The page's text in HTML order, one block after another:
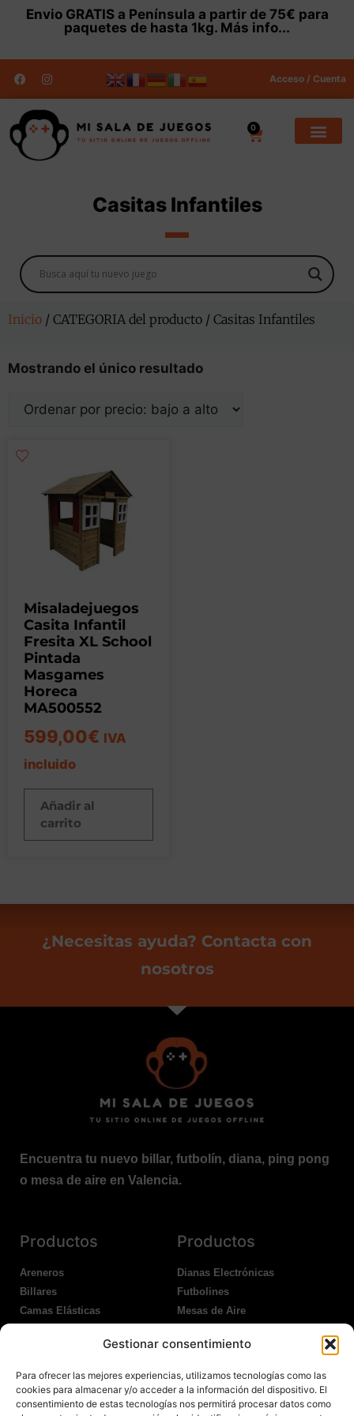
Gestionar consentimiento
Para ofrecer las mejores experiencias, utilizamos tecnologías como las
cookies para almacenar y/o acceder a la información del dispositivo. El
consentimiento de estas tecnologías nos permitirá procesar datos como
Envio GRATISa Península a partir de 75€ para
paquetes de hasta 1kg. Más info...
Acceso / Cuenta
0
Casitas Infantiles
Inicio / CATEGORIA del producto / Casitas Infantiles
Mostrando el único resultado
Misaladejuegos
Casita Infantil
Fresita XL School
Pintada
Masgames
Horeca
MA500552
599,00€ IVA
incluido
Añadir al
carrito
¿Necesitas ayuda? Contacta con
nosotros
Encuentra tu nuevo billar, futbolín, diana, ping pong
o mesa de aire en Valencia.
Productos
Areneros
Billares
Camas Elásticas
Productos
Dianas Electrónicas
Futbolines
Mesas de Aire
Ping Pong Exterior
Nosotros Legales